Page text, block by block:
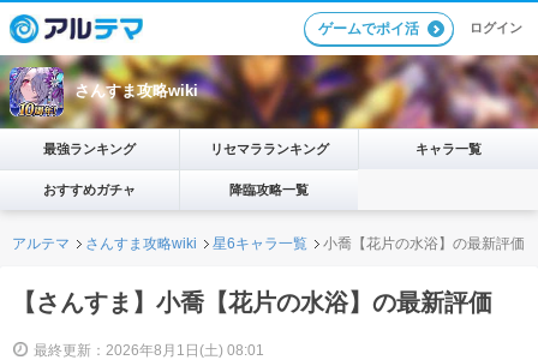
ゲームでポイ活 ログイン
さんすま攻略wiki
最強ランキング リセマラランキング キャラ一覧
おすすめガチャ 降臨攻略一覧
アルテマ さんすま攻略wiki 星6キャラ一覧 小喬【花片の水浴】の最新評価
【さんすま】小喬【花片の水浴】の最新評価
最終更新：2026年8月1日(土) 08:01